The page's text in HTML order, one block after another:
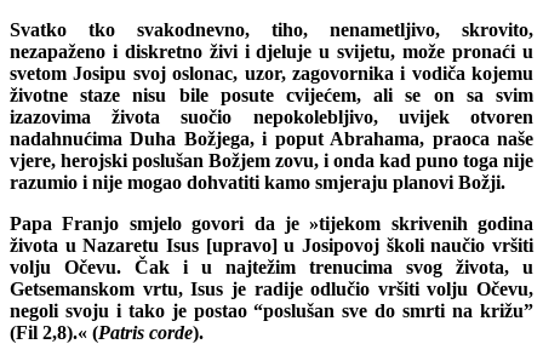
Svatko tko svakodnevno, tiho, nenametljivo, skrovito,
nezapaženo i diskretno živi i djeluje u svijetu, može pronaći u
svetom Josipu svoj oslonac, uzor, zagovornika i vodiča kojemu
životne staze nisu bile posute cvijećem, ali se on sa svim
izazovima života suočio nepokolebljivo, uvijek otvoren
nadahnućima Duha Božjega, i poput Abrahama, praoca naše
vjere, herojski poslušan Božjem zovu, i onda kad puno toga nije
razumio i nije mogao dohvatiti kamo smjeraju planovi Božji.
Papa Franjo smjelo govori da je »tijekom skrivenih godina
života u Nazaretu Isus [upravo] u Josipovoj školi naučio vršiti
volju Očevu. Čak i u najtežim trenucima svog života, u
Getsemanskom vrtu, Isus je radije odlučio vršiti volju Očevu,
negoli svoju i tako je postao “poslušan sve do smrti na križu”
(Fil 2,8).« (Patris corde).